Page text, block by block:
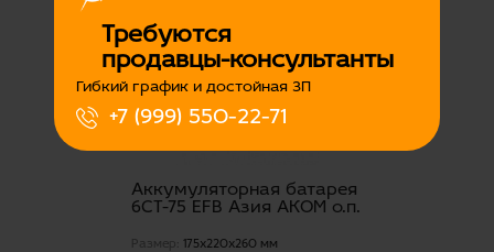
Требуются
продавцы-консультанты
Гибкий график и достойная ЗП
+7 (999) 550-22-71
Аккумуляторная батарея
6СТ-75 EFB Азия АКОМ о.п.
Размер: 175x220x260 мм